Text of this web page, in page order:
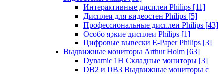
Интерактивные дисплеи Philips [11]
Дисплеи для видеостен Philips [5]
Профессиональные дисплеи Philips [43]
Особо яркие дисплеи Philips [1]
Цифровые вывески E-Paper Philips [3]
Выдвижные мониторы Arthur Holm [63]
Dynamic 1Н Складные мониторы [3]
DB2 и DB3 Выдвижные мониторы с